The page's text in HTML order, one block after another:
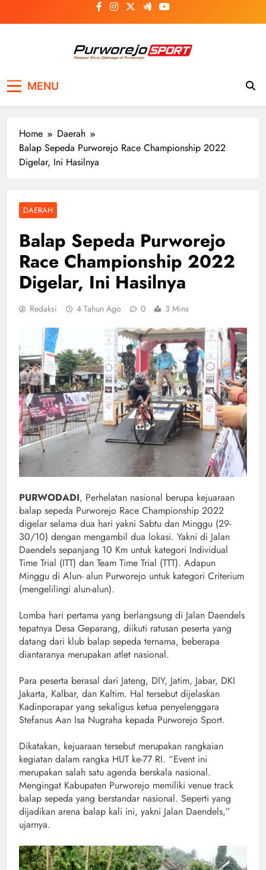
to
MENU
Home
Daerah
Balap Sepeda Purworejo Race Championship 2022
Digelar, Ini Hasilnya
DAERAH
Balap Sepeda Purworejo
Race Championship 2022
Digelar, Ini Hasilnya
Redaksi 4 Tahun Ago 0 3 Mins
PURWODADI, Perhelatan nasional berupa kejuaraan
balap sepeda Purworejo Race Championship 2022
digelar selama dua hari yakni Sabtu dan Minggu (29-
30/10) dengan mengambil dua lokasi. Yakni di Jalan
Daendels sepanjang 10 Km untuk kategori Individual
Time Trial (ITT) dan Team Time Trial (TTT). Adapun
Minggu di Alun- alun Purworejo untuk kategori Criterium
(mengelilingi alun-alun).
Lomba hari pertama yang berlangsung di Jalan Daendels
tepatnya Desa Geparang, diikuti ratusan peserta yang
datang dari klub balap sepeda ternama, beberapa
diantaranya merupakan atlet nasional.
Para peserta berasal dari Jateng, DIY, Jatim, Jabar, DKI
Jakarta, Kalbar, dan Kaltim. Hal tersebut dijelaskan
Kadinporapar yang sekaligus ketua penyelenggara
Stefanus Aan Isa Nugraha kepada Purworejo Sport.
Dikatakan, kejuaraan tersebut merupakan rangkaian
kegiatan dalam rangka HUT ke-77 RI. “Event ini
merupakan salah satu agenda berskala nasional.
Mengingat Kabupaten Purworejo memiliki venue track
balap sepeda yang berstandar nasional. Seperti yang
dijadikan arena balap kali ini, yakni Jalan Daendels,”
ujarnya.